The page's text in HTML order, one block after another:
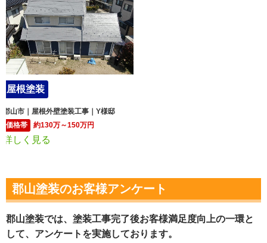
屋根塗装
郡山市｜屋根外壁塗装工事｜Y様邸
価格帯
約130万～150万円
詳しく見る
郡山塗装のお客様アンケート
郡山塗装では、塗装工事完了後お客様満足度向上の一環と
して、アンケートを実施しております。